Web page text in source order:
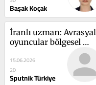
diplomatik gücünü
gösterdi
Başak Koçak
İranlı uzman:
oyuncular bölgesel
güvenlik denkleminin
bir parçası haline geldi
15.06.2026
20
Sputnik Türkiye